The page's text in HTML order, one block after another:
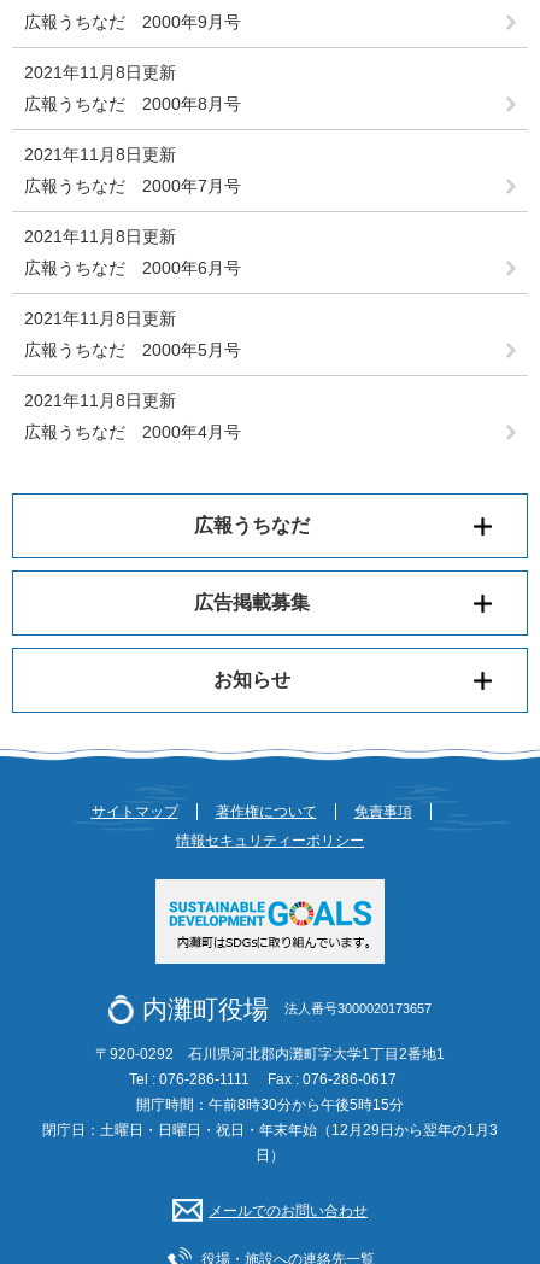
広報うちなだ 2000年9月号
2021年11月8日更新
広報うちなだ 2000年8月号
2021年11月8日更新
広報うちなだ 2000年7月号
2021年11月8日更新
広報うちなだ 2000年6月号
2021年11月8日更新
広報うちなだ 2000年5月号
2021年11月8日更新
広報うちなだ 2000年4月号
広報うちなだ
広告掲載募集
お知らせ
サイトマップ 著作権について
免責事項
情報セキュリティーポリシー
内灘町役場 法人番号3000020173657
〒920-0292 石川県河北郡内灘町字大学1丁目2番地1
Tel : 076-286-1111
Fax : 076-286-0617
開庁時間：午前8時30分から午後5時15分
閉庁日：土曜日・日曜日・祝日・年末年始（12月29日から翌年の1月3
日）
メールでのお問い合わせ
役場・施設への連絡先一覧